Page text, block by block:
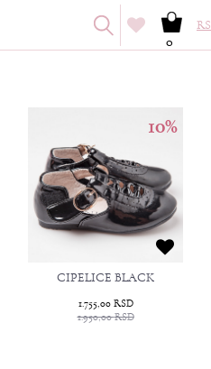
RS
0
10%
CIPELICE BLACK
1.755,00 RSD
1.950,00RSD